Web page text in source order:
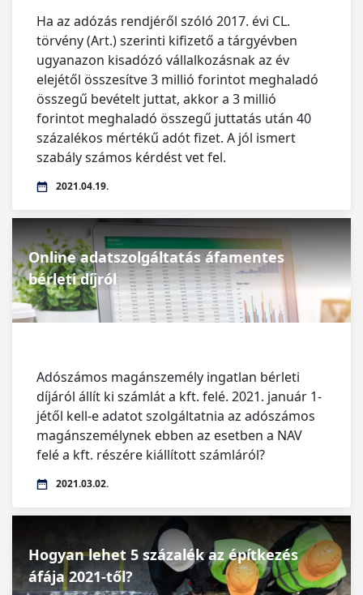
Ha az adózás rendjéről szóló 2017. évi CL.
törvény (Art.) szerinti kifizető a tárgyévben
ugyanazon kisadózó vállalkozásnak az év
elejétől összesítve 3 millió forintot meghaladó
összegű bevételt juttat, akkor a 3 millió
forintot meghaladó összegű juttatás után 40
százalékos mértékű adót fizet. A jól ismert
szabály számos kérdést vet fel.
2021.04.19.
Online adatszolgáltatás áfamentes
bérleti díjról
Adószámos magánszemély ingatlan bérleti
díjáról állít ki számlát a kft. felé. 2021. január 1-
jétől kell-e adatot szolgáltatnia az adószámos
magánszemélynek ebben az esetben a NAV
felé a kft. részére kiállított számláról?
2021.03.02.
Hogyan lehet 5 százalék az építkezés
áfája 2021-től?